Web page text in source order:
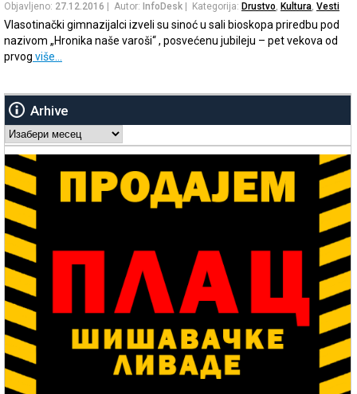
Objavljeno: 27.12.2016 | Autor: InfoDesk | Kategorija: Drustvo, Kultura, Vesti
Vlasotinački gimnazijalci izveli su sinoć u sali bioskopa priredbu pod
nazivom „Hronika naše varoši“ , posvećenu jubileju – pet vekova od
prvog više…
Arhive
Arhive